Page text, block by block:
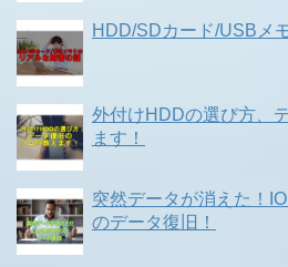
HDD/SDカード/USBメ
外付けHDDの選び方、
ます！
突然データが消えた！
のデータ復旧！